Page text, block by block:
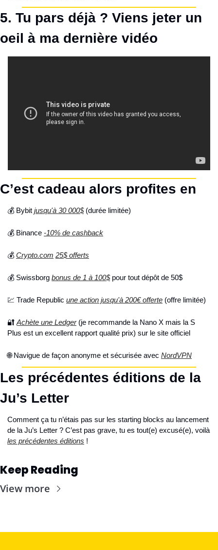
5. Tu pars déjà ? Viens jeter un
oeil à ma dernière vidéo
C’est cadeau alors profites en
💰 Bybit jusqu'à 30 000$ (durée limitée)
💰 Binance -10% de cashback
💰 Crypto.com 25$ offerts
💰 Swissborg bonus de 1 à 100$ pour tout dépôt de 50$
💹 Trade Republic une action jusqu'à 200€ offerte (offre limitée)
🔐 Achète une Ledger (je recommande la Nano X mais la S
Plus est un excellent rapport qualité prix) sur le site officiel
🌐 Navigue de façon anonyme et sécurisée avec NordVPN
Les précédentes éditions de la
Ju’s Letter
Comment ça tu n’étais pas sur les starting blocks au lancement
les précédentes éditions !
Keep Reading
View more